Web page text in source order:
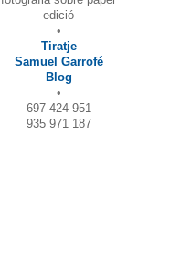
edició
•
Tiratje
Samuel Garrofé
Blog
•
697 424 951
935 971 187